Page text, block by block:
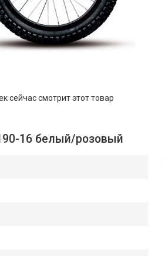
сейчас смотритэтот товар
16 белый/розовый